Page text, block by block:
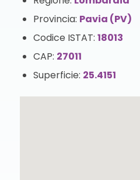
Provincia: Pavia (PV)
Codice ISTAT: 18013
CAP: 27011
Superficie: 25.4151